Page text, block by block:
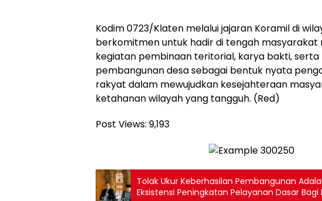
Kodim 0723/Klaten melalui jajaran Koramil di
berkomitmen untuk hadir di tengah masyarakat
kegiatan pembinaan teritorial, karya bakti,
pembangunan desa sebagai bentuk nyata
rakyat dalam mewujudkan kesejahteraan
ketahanan wilayah yang tangguh. (Red)
Post Views: 9,193
Tolak Ukur Keberhasilan Pembangunan
Eksistensi Peningkatan Pelayanan Dasar